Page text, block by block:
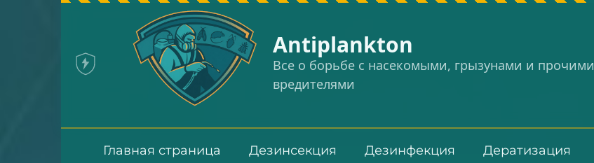
Аntiplankton
Все о борьбе с насекомыми, грызунами и прочими
вредителями
Главная страница Дезинсекция Дезинфекция Дератизация